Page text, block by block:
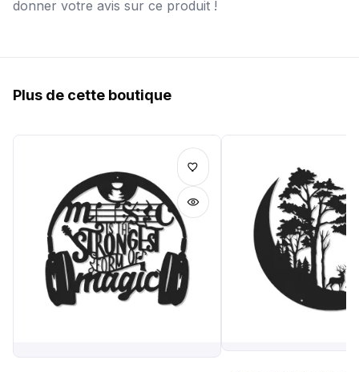
donner votre avis sur ce produit !
Plus de cette boutique